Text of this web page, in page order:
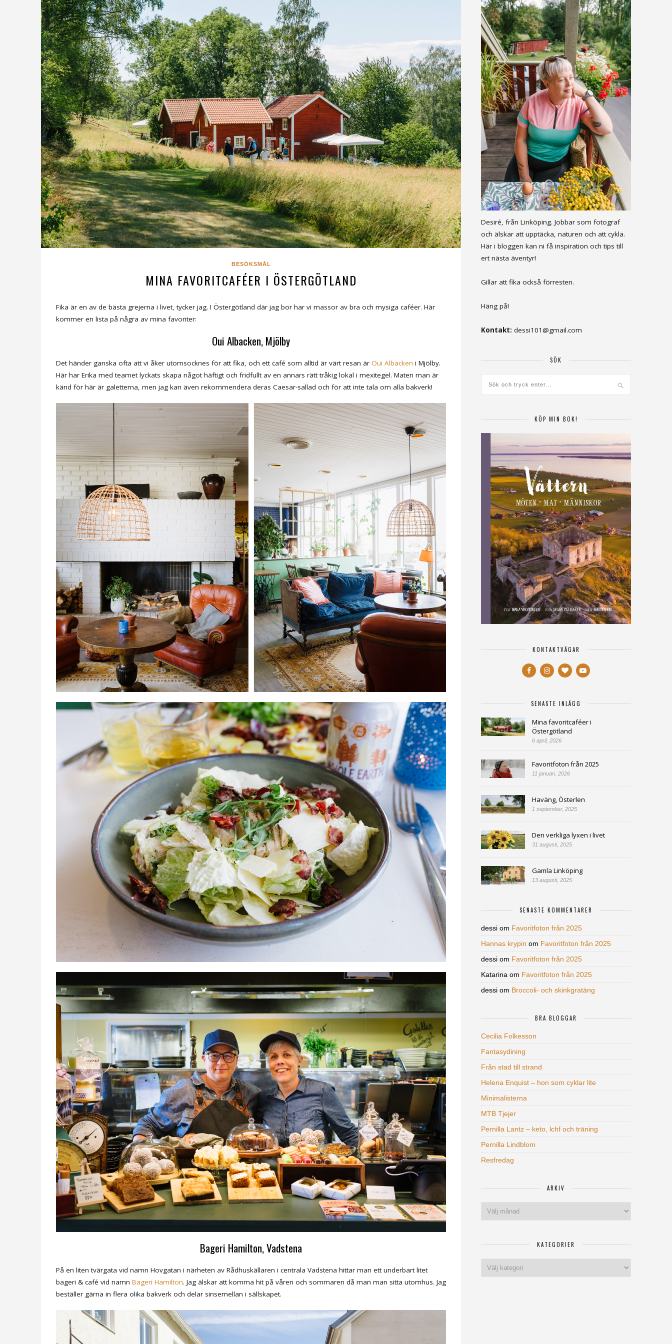
BESÖKSMÅL
MINA FAVORITCAFÉER I ÖSTERGÖTLAND
Fika är en av de bästa grejerna i livet, tycker jag. I Östergötland där jag bor har vi massor av bra och mysiga caféer. Här
kommer en lista på några av mina favoriter:
Oui Albacken, Mjölby
Det händer ganska ofta att vi åker utomsocknes för att fika, och ett café som alltid är värt resan är Oui Albacken i Mjölby.
Här har Erika med teamet lyckats skapa något häftigt och fridfullt av en annars rätt tråkig lokal i mexitegel. Maten man är
känd för här är galetterna, men jag kan även rekommendera deras Caesar-sallad och för att inte tala om alla bakverk!
Bageri Hamilton, Vadstena
På en liten tvärgata vid namn Hovgatan i närheten av Rådhuskällaren i centrala Vadstena hittar man ett underbart litet
bageri & café vid namn Bageri Hamilton. Jag älskar att komma hit på våren och sommaren då man man sitta utomhus. Jag
beställer gärna in flera olika bakverk och delar sinsemellan i sällskapet.
Desiré, från Linköping. Jobbar som fotograf
och älskar att upptäcka, naturen och att cykla.
Här i bloggen kan ni få inspiration och tips till
ert nästa äventyr!
Gillar att fika också förresten.
Häng på!
Kontakt: dessi101@gmail.com
SÖK
KÖP MIN BOK!
KONTAKTVÄGAR
SENASTE INLÄGG
Mina favoritcaféer i
Östergötland
6 april, 2026
Favoritfoton från 2025
11 januari, 2026
Haväng, Österlen
1 september, 2025
Den verkliga lyxen i livet
31 augusti, 2025
Gamla Linköping
13 augusti, 2025
SENASTE KOMMENTARER
dessi om Favoritfoton från 2025
Hannas krypin om Favoritfoton från 2025
dessi om Favoritfoton från 2025
Katarina om Favoritfoton från 2025
dessi om Broccoli- och skinkgratäng
BRA BLOGGAR
Cecilia Folkesson
Fantasydining
Från stad till strand
Helena Enquist – hon som cyklar lite
Minimalisterna
MTB Tjejer
Pernilla Lantz – keto, lchf och träning
Pernilla Lindblom
Resfredag
ARKIV
KATEGORIER